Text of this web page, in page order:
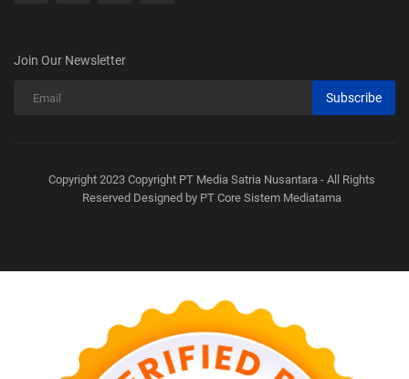
Join Our Newsletter
Subscribe
Copyright 2023 Copyright PT Media Satria Nusantara - All Rights
Reserved Designed by PT Core Sistem Mediatama